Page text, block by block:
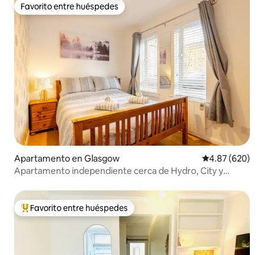
Favorito entre huéspedes
Favorito entre huéspedes
Apartamento en Glasgow Calificación
4.87 (620)
Apartamento independiente cerca de Hydro, City y
Favorito entre huéspedes preferido
Favorito entre huéspedes